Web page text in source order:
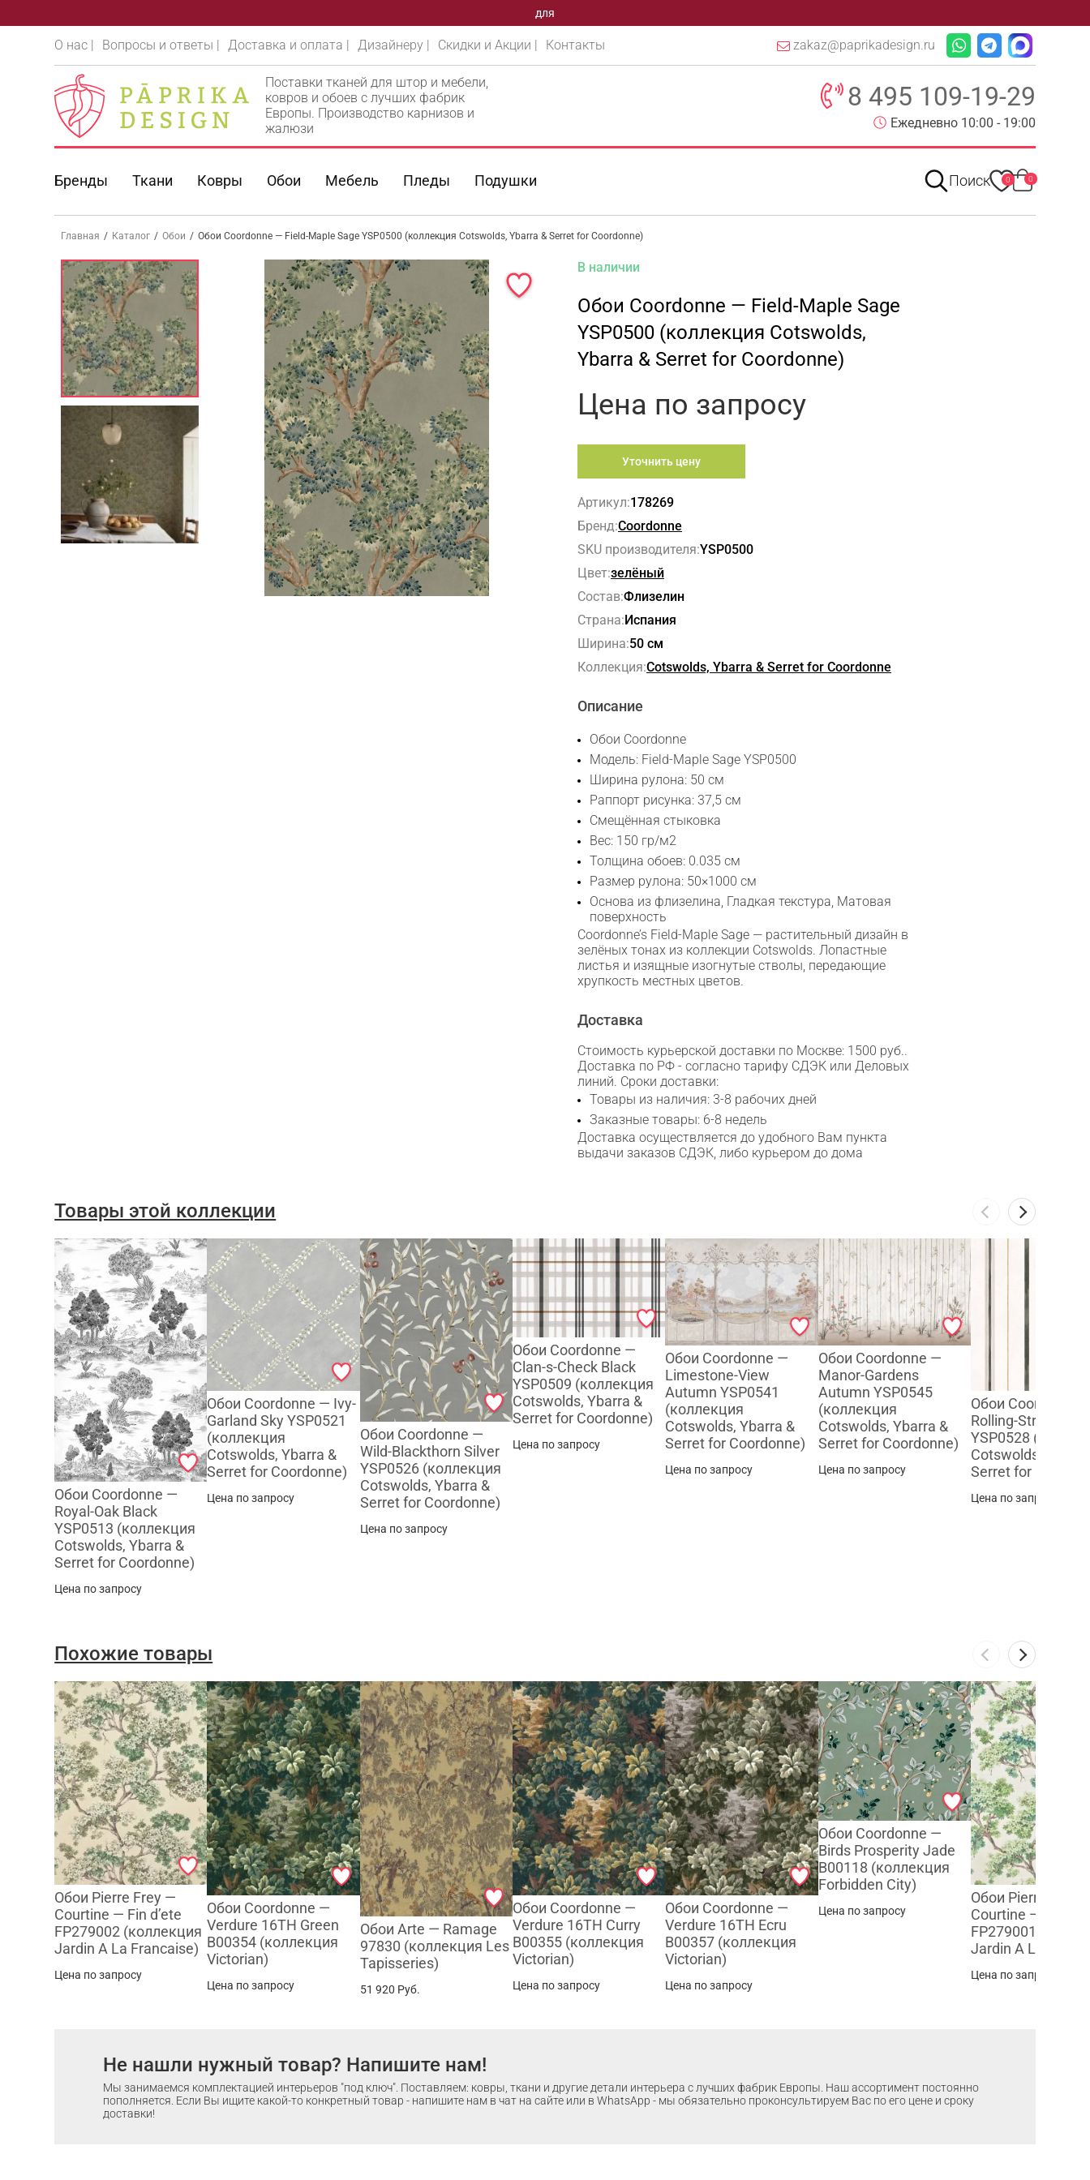
для
О нас | Вопросы и ответы | Доставка и оплата | Дизайнеру | Скидки и Акции | Контакты zakaz@paprikadesign.ru
Поставки тканей для штор и мебели,
ковров и обоев с лучших фабрик
Европы. Производство карнизов и
жалюзи
8 495 109-19-29
Ежедневно 10:00 - 19:00
Бренды Ткани Ковры Обои Мебель Пледы Подушки Поиск 0 0
Главная / Каталог / Обои / Обои Coordonne — Field-Maple Sage YSP0500 (коллекция Cotswolds, Ybarra & Serret for Coordonne)
В наличии
Обои Coordonne — Field-Maple Sage
YSP0500 (коллекция Cotswolds,
Ybarra & Serret for Coordonne)
Цена по запросу
Уточнить цену
Артикул:178269
Бренд:Coordonne
SKU производителя:YSP0500
Цвет:зелёный
Состав:Флизелин
Страна:Испания
Ширина:50 см
Коллекция:Cotswolds, Ybarra & Serret for Coordonne
Описание
Обои Coordonne
Модель: Field-Maple Sage YSP0500
Ширина рулона: 50 см
Раппорт рисунка: 37,5 см
Смещённая стыковка
Вес: 150 гр/м2
Толщина обоев: 0.035 см
Размер рулона: 50×1000 см
Основа из флизелина, Гладкая текстура, Матовая
поверхность
Coordonne’s Field-Maple Sage — растительный дизайн в
зелёных тонах из коллекции Cotswolds. Лопастные
листья и изящные изогнутые стволы, передающие
хрупкость местных цветов.
Доставка
Стоимость курьерской доставки по Москве: 1500 руб..
Доставка по РФ - согласно тарифу СДЭК или Деловых
линий. Сроки доставки:
Товары из наличия: 3-8 рабочих дней
Заказные товары: 6-8 недель
Доставка осуществляется до удобного Вам пункта
выдачи заказов СДЭК, либо курьером до дома
Товары этой коллекции
Обои Coordonne —
Royal-Oak Black
YSP0513 (коллекция
Cotswolds, Ybarra &
Serret for Coordonne)
Цена по запросу
Обои Coordonne — Ivy-
Garland Sky YSP0521
(коллекция
Cotswolds, Ybarra &
Serret for Coordonne)
Цена по запросу
Обои Coordonne —
Wild-Blackthorn Silver
YSP0526 (коллекция
Cotswolds, Ybarra &
Serret for Coordonne)
Цена по запросу
Обои Coordonne —
Clan-s-Check Black
YSP0509 (коллекция
Cotswolds, Ybarra &
Serret for Coordonne)
Цена по запросу
Обои Coordonne —
Limestone-View
Autumn YSP0541
(коллекция
Cotswolds, Ybarra &
Serret for Coordonne)
Цена по запросу
Обои Coordonne —
Manor-Gardens
Autumn YSP0545
(коллекция
Cotswolds, Ybarra &
Serret for Coordonne)
Цена по запросу
Обои Coordonne
Rolling-Stripes
YSP0528
Cotswolds, Ybarra
Serret for
Цена по запросу
Похожие товары
Обои Pierre Frey —
Courtine — Fin d’ete
FP279002 (коллекция
Jardin A La Francaise)
Цена по запросу
Обои Coordonne —
Verdure 16TH Green
B00354 (коллекция
Victorian)
Цена по запросу
Обои Arte — Ramage
97830 (коллекция Les
Tapisseries)
51 920 Руб.
Обои Coordonne —
Verdure 16TH Curry
B00355 (коллекция
Victorian)
Цена по запросу
Обои Coordonne —
Verdure 16TH Ecru
B00357 (коллекция
Victorian)
Цена по запросу
Обои Coordonne —
Birds Prosperity Jade
B00118 (коллекция
Forbidden City)
Цена по запросу
Обои Pierre Frey
Courtine —
FP279001
Jardin A La
Цена по запросу
Не нашли нужный товар? Напишите нам!
Мы занимаемся комплектацией интерьеров "под ключ". Поставляем: ковры, ткани и другие детали интерьера с лучших фабрик Европы. Наш ассортимент постоянно
пополняется. Если Вы ищите какой-то конкретный товар - напишите нам в чат на сайте или в WhatsApp - мы обязательно проконсультируем Вас по его цене и сроку
доставки!
WhatsApp